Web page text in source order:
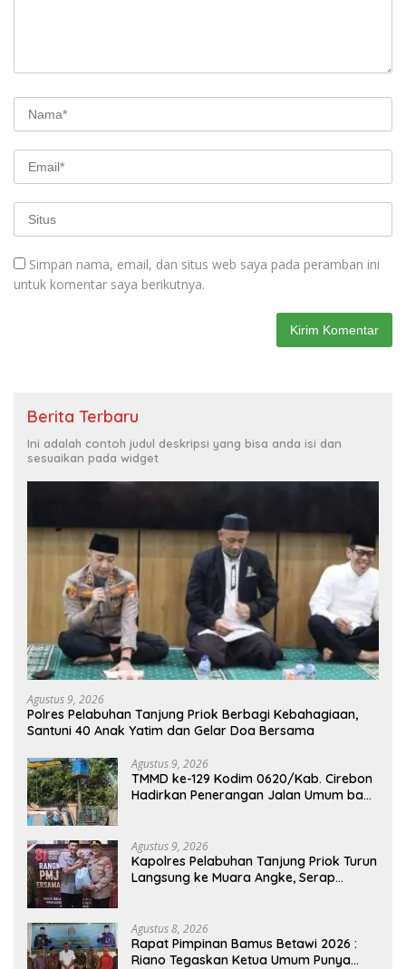
Simpan nama, email, dan situs web saya pada peramban ini
untuk komentar saya berikutnya.
Berita Terbaru
Ini adalah contoh judul deskripsi yang bisa anda isi dan
sesuaikan pada widget
Agustus 9, 2026
Polres Pelabuhan Tanjung Priok Berbagi Kebahagiaan,
Santuni 40 Anak Yatim dan Gelar Doa Bersama
Agustus 9, 2026
TMMD ke-129 Kodim 0620/Kab. Cirebon
Hadirkan Penerangan Jalan Umum bagi
Agustus 9, 2026
Kapolres Pelabuhan Tanjung Priok Turun
Langsung ke Muara Angke, Serap
Agustus 8, 2026
Rapat Pimpinan Bamus Betawi 2026 :
Riano Tegaskan Ketua Umum Punya